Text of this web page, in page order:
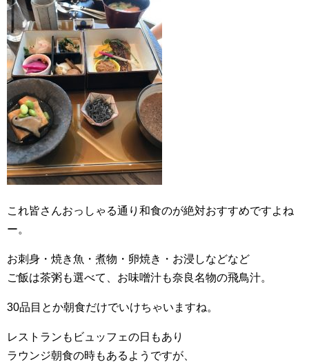
これ皆さんおっしゃる通り和食のが絶対おすすめですよね
ー。
お刺身・焼き魚・煮物・卵焼き・お浸しなどなど
ご飯は茶粥も選べて、お味噌汁も奈良名物の飛鳥汁。
30品目とか朝食だけでいけちゃいますね。
レストランもビュッフェの日もあり
ラウンジ朝食の時もあるようですが、